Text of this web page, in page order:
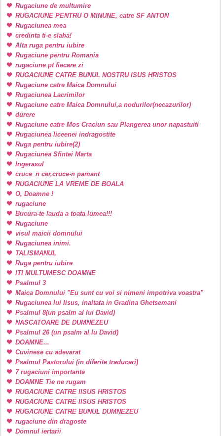
Rugaciune de multumire
RUGACIUNE PENTRU O MINUNE, catre SF ANTON
Rugaciunea mea
credinta ti-e slaba!
Alta ruga pentru iubire
Rugaciune pentru Romania
rugaciune pt fiecare zi
RUGACIUNE CATRE BUNUL NOSTRU ISUS HRISTOS
Rugaciune catre Maica Domnului
Rugaciunea Lacrimilor
Rugaciune catre Maica Domnului,a nodurilor(necazurilor)
durere
Rugaciune catre Mos Craciun sau Plangerea unor napastuiti
Rugaciunea liceenei indragostite
Ruga pentru iubire(2)
Rugaciunea Sfintei Marta
Ingerasul
cruce_n cer,cruce-n pamant
RUGACIUNE LA VREME DE BOALA
O, Doamne !
rugaciune
Bucura-te lauda a toata lumea!!!
Rugaciune
visul maicii domnului
Rugaciunea inimi.
TALISMANUL
Ruga pentru iubire
ITI MULTUMESC DOAMNE
Psalmul 3
Maica Domnului "Eu sunt cu voi si nimeni impotriva voastra"
Rugaciunea lui Iisus, inaltata in Gradina Ghetsemani
Psalmul 8(un psalm al lui David)
NASCATOARE DE DUMNEZEU
Psalmul 26 (un psalm al lu David)
DOAMNE...
Cuvinese cu adevarat
Psalmul Pastorului (in diferite traduceri)
7 rugaciuni importante
DOAMNE Tie ne rugam
RUGACIUNE CATRE IISUS HRISTOS
RUGACIUNE CATRE IISUS HRISTOS
RUGACIUNE CATRE BUNUL DUMNEZEU
rugaciune din dragoste
Domnul iertarii